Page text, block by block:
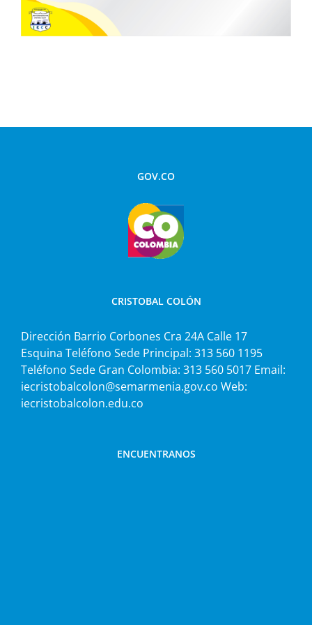
GOV.CO
CRISTOBAL COLÓN
Dirección Barrio Corbones Cra 24A Calle 17
Esquina Teléfono Sede Principal: 313 560 1195
Teléfono Sede Gran Colombia: 313 560 5017 Email:
iecristobalcolon@semarmenia.gov.co Web:
iecristobalcolon.edu.co
ENCUENTRANOS